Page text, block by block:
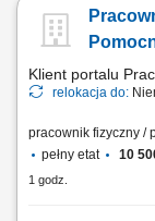
bezpieczeństwa
audytów BHP i
Klient portalu
relokacja do:
pracownik fizyczny /
pełny etat
10
1 godz.